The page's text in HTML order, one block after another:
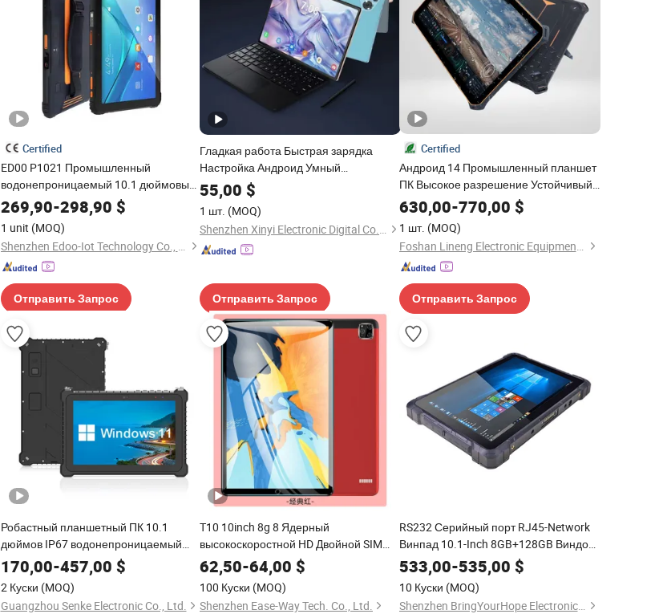
Certified
ED00 P1021 Промышленный
водонепроницаемый 10.1 дюймовый
планшет на Android с NFC WiFi 13
штрих-код DC для логистической
отрасли 4G IP68 IP68
269,90-298,90 $
1 unit (MOQ)
Shenzhen Edoo-Iot Technology Co., Ltd.
Отправить Запрос
Гладкая работа Быстрая зарядка
Настройка Андроид Умный
планшетный компьютер
55,00 $
1 шт. (MOQ)
Shenzhen Xinyi Electronic Digital Co., Ltd.
Отправить Запрос
Certified
Андроид 14 Промышленный планшет
ПК Высокое разрешение Устойчивый
планшет ПК Устойчивый
промышленный планшет 10.1 Дюйм
Водонепроницаемый IP67
Устойчивый промышленный ПК
630,00-770,00 $
1 шт. (MOQ)
Foshan Lineng Electronic Equipment Co., Ltd.
Отправить Запрос
Робастный планшетный ПК 10.1
дюймов IP67 водонепроницаемый
N5100 сканер планшетная панель
для угольной шахты промышленный
планшет
170,00-457,00 $
2 Куски (MOQ)
Guangzhou Senke Electronic Co., Ltd.
T10 10inch 8g 8 Ядерный
высокоскоростной HD Двойной SIM
телефон Сенсорный экран Планшет
62,50-64,00 $
100 Куски (MOQ)
Shenzhen Ease-Way Tech. Co., Ltd.
RS232 Серийный порт RJ45-Network
Винпад 10.1-Inch 8GB+128GB Виндоус
N4120 Трехслойный прочный
планшет
533,00-535,00 $
10 Куски (MOQ)
Shenzhen BringYourHope Electronics Co., Ltd.